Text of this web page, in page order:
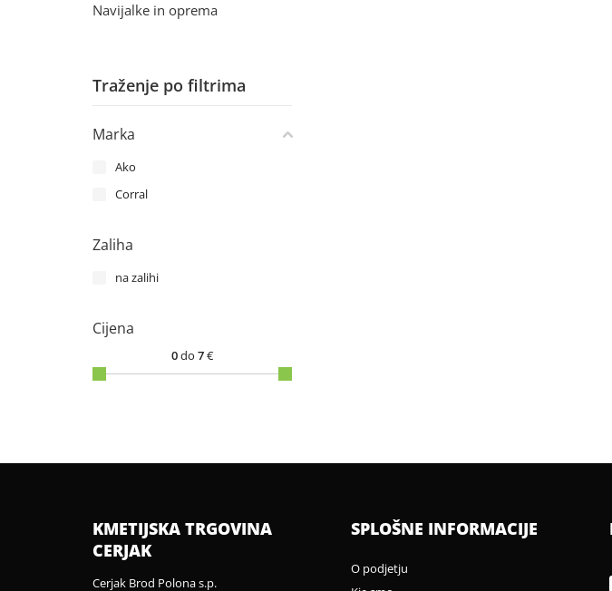
Navijalke in oprema
Traženje po filtrima
Marka
Ako
Corral
Zaliha
na zalihi
Cijena
0do 7€
KMETIJSKA TRGOVINA
CERJAK
Cerjak Brod Polona s.p.
SPLOŠNE INFORMACIJE
O podjetju